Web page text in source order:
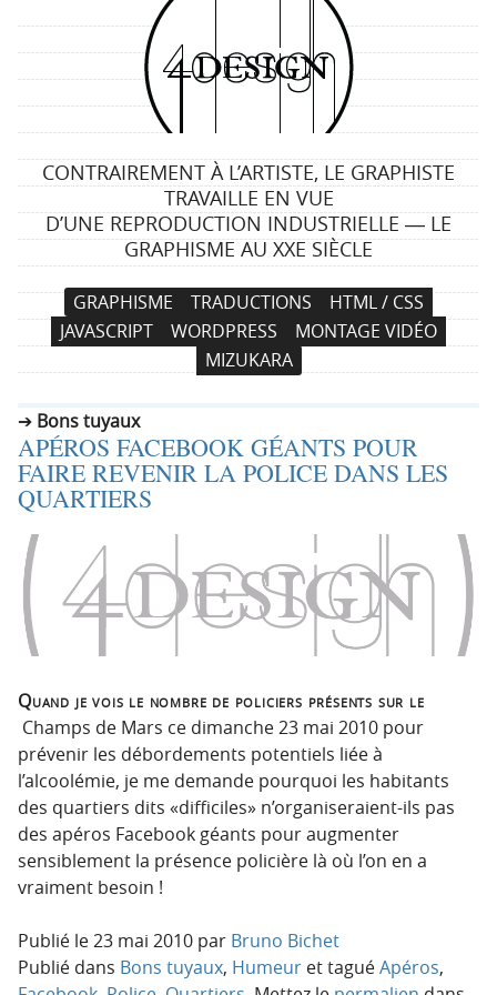
4
d
e
s
i
g
n
CONTRAIREMENT À L’ARTISTE, LE GRAPHISTE
TRAVAILLE EN VUE
D’UNE REPRODUCTION INDUSTRIELLE ― LE
GRAPHISME AU XXE SIÈCLE
N
a
v
i
a
t
i
o
p
i
p
a
l
e
A
l
l
e
a
u
c
o
n
GRAPHISME TRADUCTIONS
HTML / CSS
JAVASCRIPT
WORDPRESS
MONTAGE VIDÉO
MIZUKARA
Bons tuyaux
APÉROS FACEBOOK GÉANTS POUR
FAIRE REVENIR LA POLICE DANS LES
QUARTIERS
Quand je vois le nombre de policiers présents sur le
Champs de Mars ce dimanche 23 mai 2010 pour
prévenir les débordements potentiels liée à
l’alcoolémie, je me demande pourquoi les habitants
des quartiers dits «difficiles» n’organiseraient-ils pas
des apéros Facebook géants pour augmenter
sensiblement la présence policière là où l’on en a
vraiment besoin !
Publié le23 mai 2010 par Bruno Bichet
Publié dans Bons tuyaux, Humeur et taguéApéros,